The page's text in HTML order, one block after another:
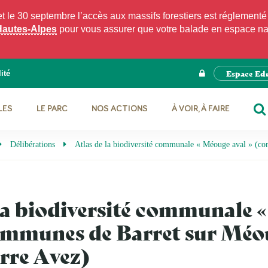
30 septembre l’accès aux massifs forestiers est
Alpes pour vous assurer que votre balade en espace
Espace
LE PARC NOS ACTIONS
À VOIR, À FAIRE
Délibérations Atlas de la biodiversité communale « Méouge aval »
biodiversité communale
de Barret sur
Avez)